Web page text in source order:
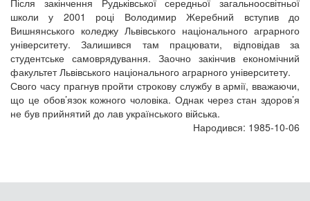
Після закінчення Рудьківської середньої загальноосвітньої
школи у 2001 році Володимир Жеребний вступив до
Вишнянського коледжу Львівського національного аграрного
університету. Залишився там працювати, відповідав за
студентське самоврядування. Заочно закінчив економічний
факультет Львівського національного аграрного університету.
Свого часу прагнув пройти строкову службу в армії, вважаючи,
що це обов’язок кожного чоловіка. Однак через стан здоров’я
не був прийнятий до лав українського війська.
Народився: 1985-10-06